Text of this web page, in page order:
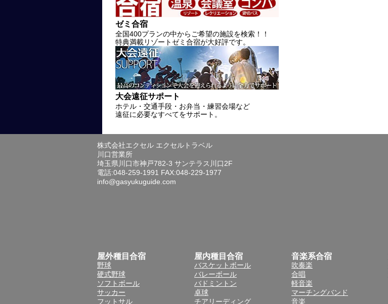
ゼミ合宿
全国400プランの中からご希望の施設を検索！！
特典満載リゾートゼミ合宿が大好評です。
大会遠征サポート
ホテル・交通手段・お弁当・練習会場など
遠征に必要なすべてをサポート。
株式会社エクセル エクセルトラベル
川口営業所
埼玉県川口市神戸782-3 サンテラス川口2F
電話:048-259-1991 FAX:048-229-1977
info@gasyukuguide.com
屋外種目合宿
野球
硬式野球
ソフトボール
サッカー
フットサル
屋内種目合宿
バスケットボール
バレーボール
バドミントン
卓球
チアリーディング
音楽系合宿
吹奏楽
合唱
軽音楽
マーチングバンド
音楽